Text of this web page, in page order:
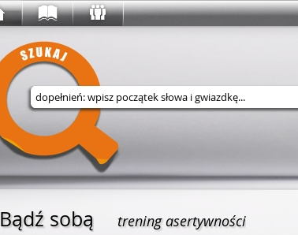
Wyszukaj w serwisie
Bądź sobą trening asertywności